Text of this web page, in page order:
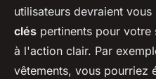
utilisateurs devraient
clés pertinents pour votre
à l'action clair. Par
vêtements, vous pourriez